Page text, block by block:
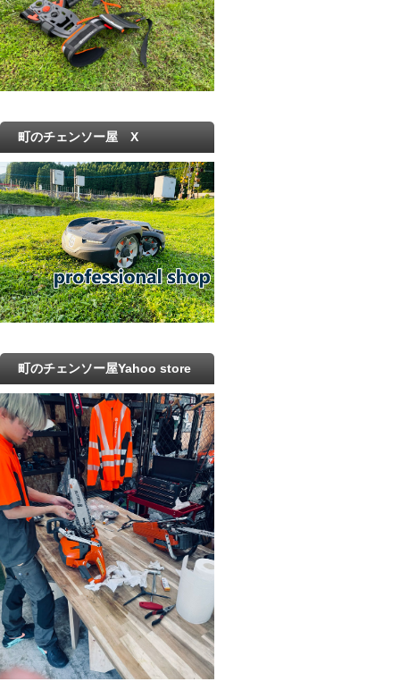
町のチェンソー屋 X
町のチェンソー屋Yahoo store